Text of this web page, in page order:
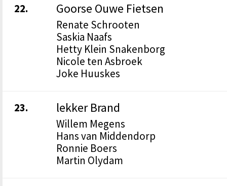
22. Goorse Ouwe Fietsen
Renate Schrooten
Saskia Naafs
Hetty Klein Snakenborg
Nicole ten Asbroek
Joke Huuskes
23. lekker Brand
Willem Megens
Hans van Middendorp
Ronnie Boers
Martin Olydam